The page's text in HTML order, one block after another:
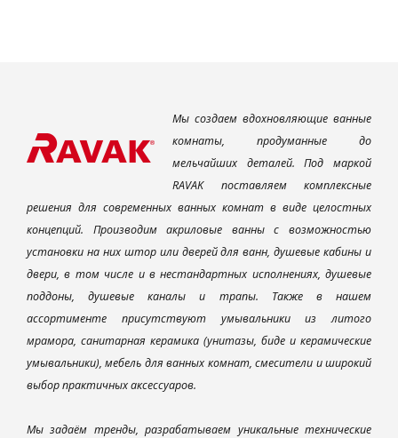
Мы создаем вдохновляющие ванные
комнаты, продуманные до
мельчайших деталей. Под маркой
RAVAK поставляем комплексные
решения для современных ванных комнат в виде целостных
концепций. Производим акриловые ванны с возможностью
установки на них штор или дверей для ванн, душевые кабины и
двери, в том числе и в нестандартных исполнениях, душевые
поддоны, душевые каналы и трапы. Также в нашем
ассортименте присутствуют умывальники из литого
мрамора, санитарная керамика (унитазы, биде и керамические
умывальники), мебель для ванных комнат, смесители и широкий
выбор практичных аксессуаров.
Мы задаём тренды, разрабатываем уникальные технические